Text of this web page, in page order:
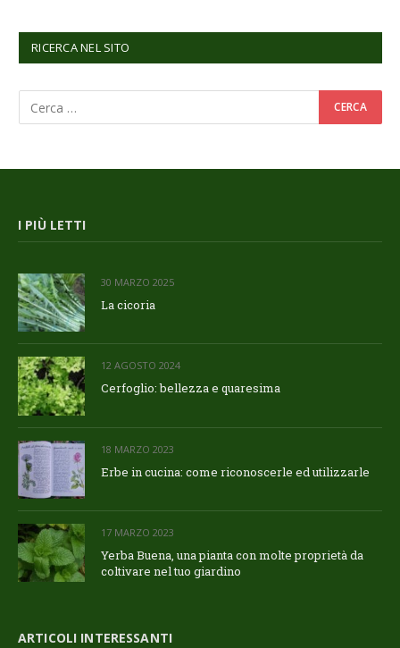
RICERCA NEL SITO
I PIÙ LETTI
30 MARZO 2025
La cicoria
12 AGOSTO 2024
Cerfoglio: bellezza e quaresima
18 MARZO 2023
Erbe in cucina: come riconoscerle ed utilizzarle
17 MARZO 2023
Yerba Buena, una pianta con molte proprietà da
coltivare nel tuo giardino
ARTICOLI INTERESSANTI